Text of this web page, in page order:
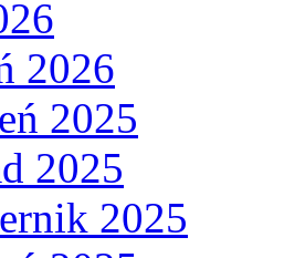
2026
2025
2025
2025